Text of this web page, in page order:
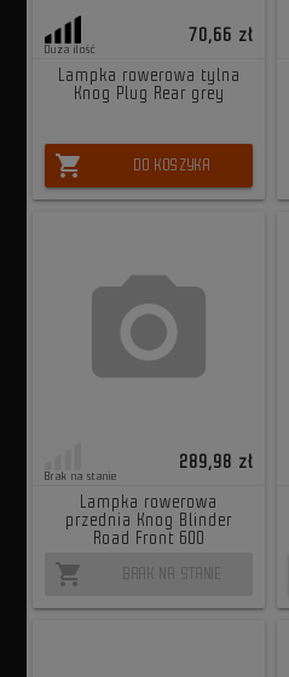
Duża ilość
70,66 zł
Lampka rowerowa tylna
Knog Plug Rear grey
shopping_cart DO KOSZYKA
Brak na stanie
289,98 zł
Lampka rowerowa
przednia Knog Blinder
Road Front 600
shopping_cart BRAK NA STANIE